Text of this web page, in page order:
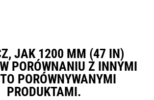
JAK 1200 MM (47 IN)
PORÓWNANIU Z INNYMI
PORÓWNYWANYMI
PRODUKTAMI.